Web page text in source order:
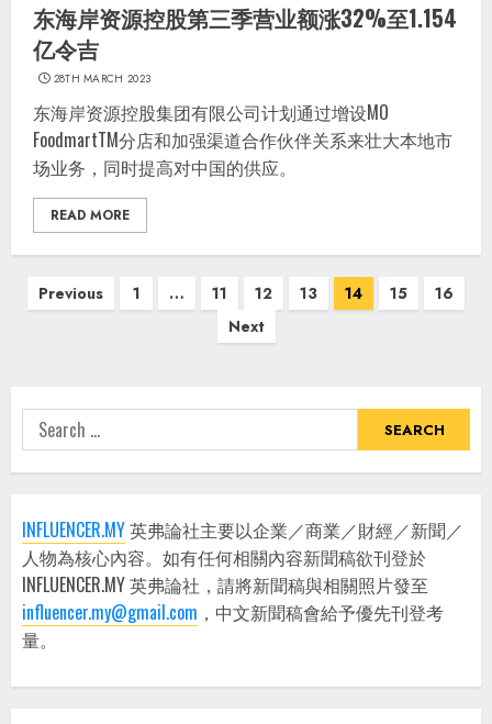
东海岸资源控股第三季营业额涨32%至1.154
亿令吉
28TH MARCH 2023
东海岸资源控股集团有限公司计划通过增设MO
FoodmartTM分店和加强渠道合作伙伴关系来壮大本地市
场业务，同时提高对中国的供应。
READ MORE
Posts
Previous 1 … 11 12 13 14 15
16
Next
Search
for:
INFLUENCER.MY英弗論社主要以企業／商業／財經／新聞／
人物為核心內容。如有任何相關內容新聞稿欲刊登於
INFLUENCER.MY 英弗論社，請將新聞稿與相關照片發至
influencer.my@gmail.com ，中文新聞稿會給予優先刊登考
量。